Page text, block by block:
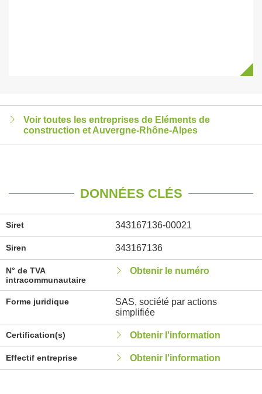
Voir toutes les entreprises de Eléments de
construction et Auvergne-Rhône-Alpes
DONNÉES CLÉS
Siret 343167136-00021
Siren 343167136
N° de TVA
intracommunautaire
Obtenir le numéro
Forme juridique
SAS, société par actions
simplifiée
Certification(s) Obtenir l'information
Effectif entreprise Obtenir l'information